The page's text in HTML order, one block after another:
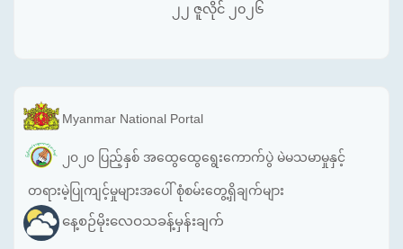
၂၂ ဇူလိုင် ၂၀၂၆
Myanmar National Portal
၂၀၂၀ ပြည့်နှစ် အထွေထွေရွေးကောက်ပွဲ မဲမသမာမှုနှင့်
တရားမဲ့ပြုကျင့်မှုများအပေါ် စုံစမ်းတွေ့ရှိချက်များ
နေ့စဉ်မိုးလေဝသခန့်မှန်းချက်